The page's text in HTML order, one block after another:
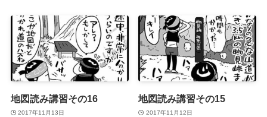
地図読み講習その16
2017年11月13日
地図読み講習その15
2017年11月12日